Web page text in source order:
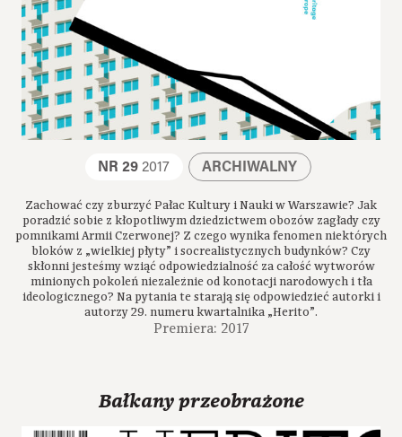
NR 29 2017 ARCHIWALNY
Zachować czy zburzyć Pałac Kultury i Nauki w Warszawie? Jak
poradzić sobie z kłopotliwym dziedzictwem obozów zagłady czy
pomnikami Armii Czerwonej? Z czego wynika fenomen niektórych
bloków z „wielkiej płyty” i socrealistycznych budynków? Czy
skłonni jesteśmy wziąć odpowiedzialność za całość wytworów
minionych pokoleń niezależnie od konotacji narodowych i tła
ideologicznego? Na pytania te starają się odpowiedzieć autorki i
autorzy 29. numeru kwartalnika „Herito”.
Premiera: 2017
Bałkany przeobrażone